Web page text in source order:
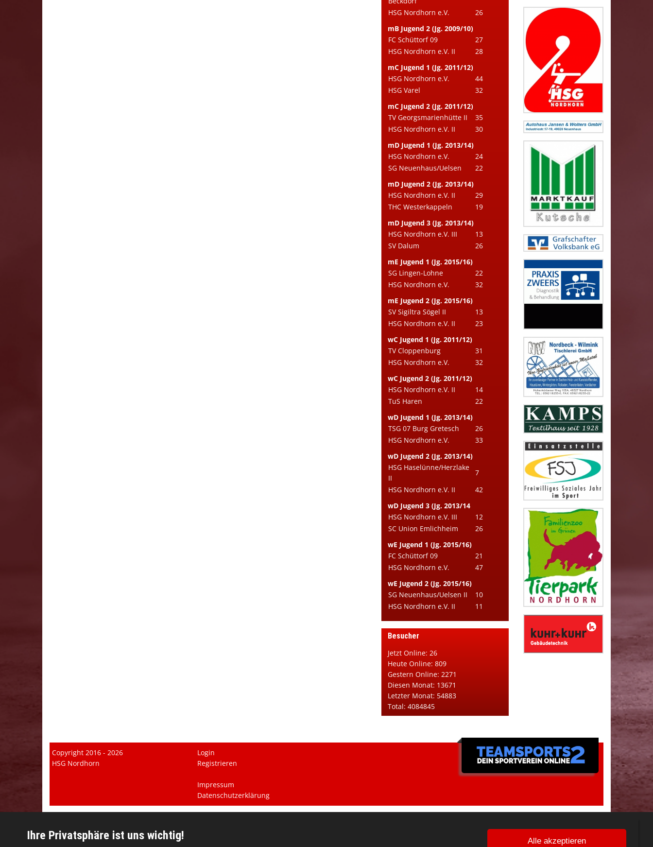
HSG Nordhorn e.V.
26
mB Jugend 2 (Jg. 2009/10)
FC Schüttorf 09
27
HSG Nordhorn e.V. II
28
mC Jugend 1 (Jg. 2011/12)
HSG Nordhorn e.V.
44
HSG Varel
32
mC Jugend 2 (Jg. 2011/12)
TV Georgsmarienhütte II
35
HSG Nordhorn e.V. II
30
mD Jugend 1 (Jg. 2013/14)
HSG Nordhorn e.V.
24
SG Neuenhaus/Uelsen
22
mD Jugend 2 (Jg. 2013/14)
HSG Nordhorn e.V. II
29
THC Westerkappeln
19
mD Jugend 3 (Jg. 2013/14)
HSG Nordhorn e.V. III
13
SV Dalum
26
mE Jugend 1 (Jg. 2015/16)
SG Lingen-Lohne
22
HSG Nordhorn e.V.
32
mE Jugend 2 (Jg. 2015/16)
SV Sigiltra Sögel II
13
HSG Nordhorn e.V. II
23
wC Jugend 1 (Jg. 2011/12)
TV Cloppenburg
31
HSG Nordhorn e.V.
32
wC Jugend 2 (Jg. 2011/12)
HSG Nordhorn e.V. II
14
TuS Haren
22
wD Jugend 1 (Jg. 2013/14)
TSG 07 Burg Gretesch
26
HSG Nordhorn e.V.
33
wD Jugend 2 (Jg. 2013/14)
HSG Haselünne/Herzlake
II
7
HSG Nordhorn e.V. II
42
wD Jugend 3 (Jg. 2013/14
HSG Nordhorn e.V. III
12
SC Union Emlichheim
26
wE Jugend 1 (Jg. 2015/16)
FC Schüttorf 09
21
HSG Nordhorn e.V.
47
wE Jugend 2 (Jg. 2015/16)
SG Neuenhaus/Uelsen II
10
HSG Nordhorn e.V. II
11
Besucher
Jetzt Online: 26
Heute Online: 809
Gestern Online: 2271
Diesen Monat: 13671
Letzter Monat: 54883
Total: 4084845
Copyright 2016 - 2026
HSG Nordhorn
Login
Registrieren
Impressum
Datenschutzerklärung